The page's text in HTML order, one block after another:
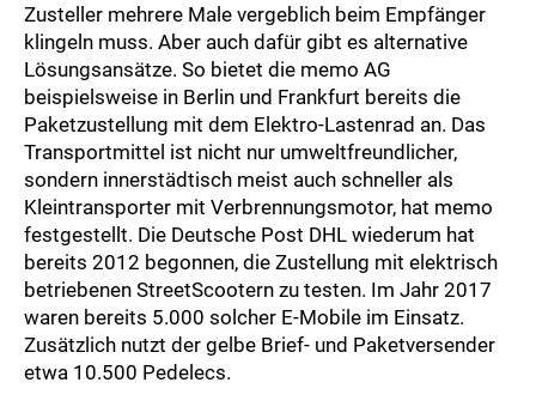
Zusteller mehrere Male vergeblich beim Empfänger
klingeln muss. Aber auch dafür gibt es alternative
Lösungsansätze. So bietet die memo AG
beispielsweise in Berlin und Frankfurt bereits die
Paketzustellung mit dem Elektro-Lastenrad an. Das
Transportmittel ist nicht nur umweltfreundlicher,
sondern innerstädtisch meist auch schneller als
Kleintransporter mit Verbrennungsmotor, hat memo
festgestellt. Die Deutsche Post DHL wiederum hat
bereits 2012 begonnen, die Zustellung mit elektrisch
betriebenen StreetScootern zu testen. Im Jahr 2017
waren bereits 5.000 solcher E-Mobile im Einsatz.
Zusätzlich nutzt der gelbe Brief- und Paketversender
etwa 10.500 Pedelecs.